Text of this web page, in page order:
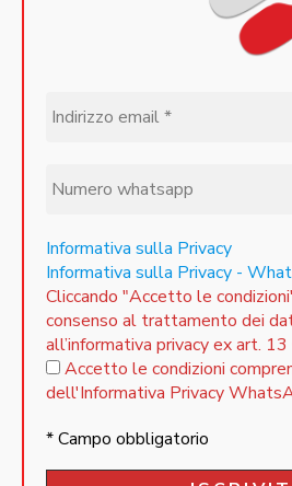
Informativa sulla Privacy
Informativa sulla Privacy -
Cliccando "Accetto le
consenso al trattamento dei
all’informativa privacy ex art. 13
Accetto le condizioni
dell'Informativa Privacy
* Campo obbligatorio